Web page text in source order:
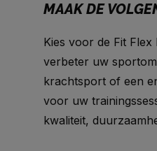
MAAK DE
Kies voor de Fit
verbeter uw
krachtsport of een
voor uw
kwaliteit,